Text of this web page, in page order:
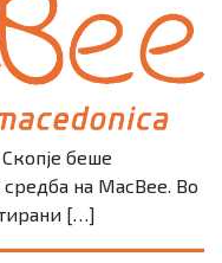
беше
на MacBee. Во
[…]